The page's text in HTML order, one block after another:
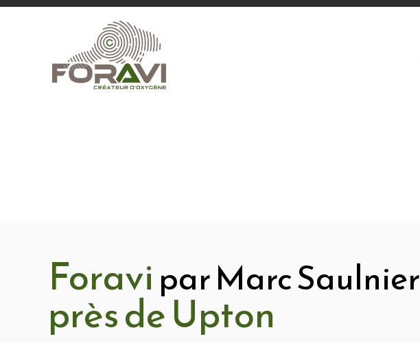
Foravi par Marc Saulnier
près de Upton